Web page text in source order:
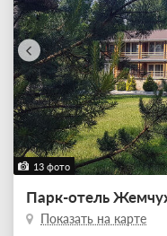
13 фото
Парк-отель
Показать на карте